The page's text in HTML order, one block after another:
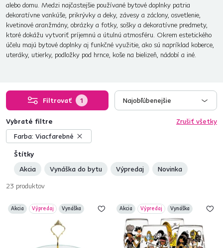
alebo domu. Medzi najčastejšie používané bytové doplnky patria
dekoratívne vankúše, prikrývky a deky, závesy a záclony, osvetlenie,
kvetinové aranžmány, obrázky a fotky, sošky a dekoratívne predmety,
ktoré dokážu vytvoriť príjemnú a útulnú atmosféru. Okrem estetického
účelu majú bytové doplnky aj funkčné využitie, ako sú napríklad koberce,
uteráky, utierky, podložky pod hrnce, koše na bielizeň, nádobí a iné.
Filtrovať 1 Najobľúbenejšie
Štítky
Akcia
Vynáška do bytu Výpredaj Novinka
Vybraté filtre
Zrušiť všetky
Farba: Viacfarebné
23 produktov
Akcia Výpredaj Vynáška Akcia Výpredaj Vynáška